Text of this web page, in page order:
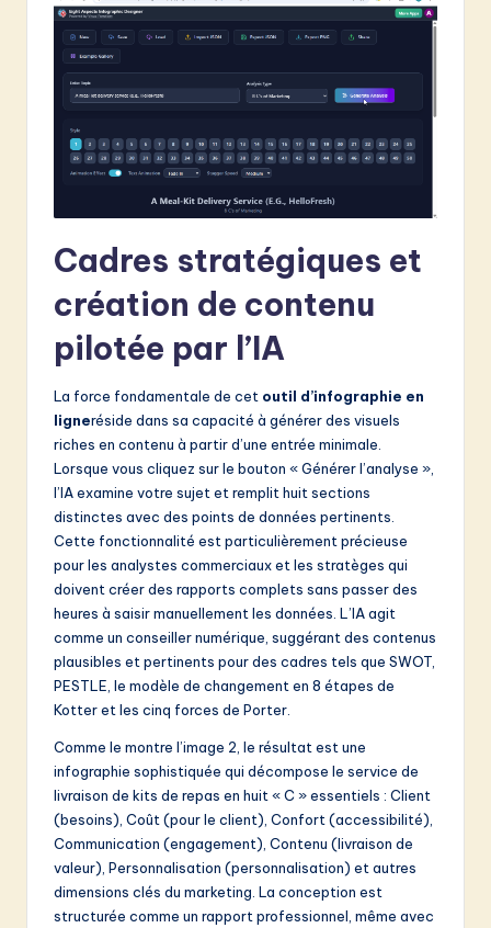
Cadres stratégiques et
création de contenu
pilotée par l’IA
La force fondamentale de cet outil d’infographie en
ligneréside dans sa capacité à générer des visuels
riches en contenu à partir d’une entrée minimale.
Lorsque vous cliquez sur le bouton « Générer l’analyse »,
l’IA examine votre sujet et remplit huit sections
distinctes avec des points de données pertinents.
Cette fonctionnalité est particulièrement précieuse
pour les analystes commerciaux et les stratèges qui
doivent créer des rapports complets sans passer des
heures à saisir manuellement les données. L’IA agit
comme un conseiller numérique, suggérant des contenus
plausibles et pertinents pour des cadres tels que SWOT,
PESTLE, le modèle de changement en 8 étapes de
Kotter et les cinq forces de Porter.
Comme le montre l’image 2, le résultat est une
infographie sophistiquée qui décompose le service de
livraison de kits de repas en huit « C » essentiels : Client
(besoins), Coût (pour le client), Confort (accessibilité),
Communication (engagement), Contenu (livraison de
valeur), Personnalisation (personnalisation) et autres
dimensions clés du marketing. La conception est
structurée comme un rapport professionnel, même avec